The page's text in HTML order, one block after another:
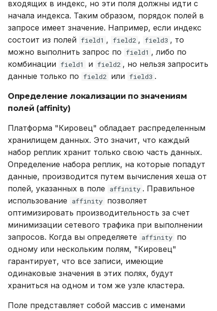
входящих в индекс, но эти поля должны идти с
начала индекса. Таким образом, порядок полей в
запросе имеет значение. Например, если индекс
состоит из полей field1 , field2 , field3 , то
можно выполнить запрос по field1 , либо по
комбинации field1 и field2 , но нельзя запросить
данные только по field2 или field3 .
Определение локализации по значениям
полей (affinity)
Платформа "Кировец" обладает распределенным
хранилищем данных. Это значит, что каждый
набор реплик хранит только свою часть данных.
Определение набора реплик, на которые попадут
данные, производится путем вычисления хеша от
полей, указанных в поле
affinity . Правильное
использование
affinity позволяет
оптимизировать производительность за счет
минимизации сетевого трафика при выполнении
запросов. Когда вы определяете
affinity по
одному или нескольким полям, "Кировец"
гарантирует, что все записи, имеющие
одинаковые значения в этих полях, будут
храниться на одном и том же узле кластера.
Поле представляет собой массив с именами